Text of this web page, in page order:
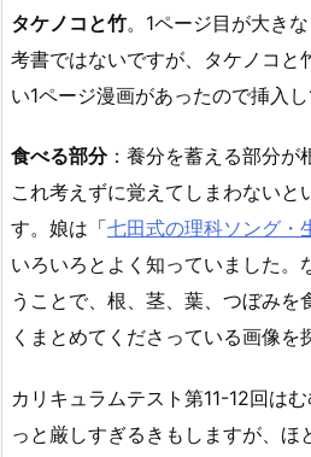
タケノコと竹。1ページ目が大き
考書ではないですが、タケノコと
い1ページ漫画があったので挿入し
食べる部分：養分を蓄える部分が
これ考えずに覚えてしまわないと
す。娘は「七田式の理科ソング・
いろいろとよく知っていました。
うことで、根、茎、葉、つぼみを
くまとめてくださっている画像を
カリキュラムテスト第11-12回は
っと厳しすぎるきもしますが、ほ